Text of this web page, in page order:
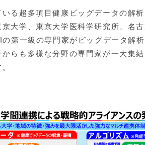
る超多項目健康ビッグデータの解
大学、東京大学医科学研究所、名
第一級の専門家がビッグデータ解
らも多様な分野の専門家が一大集